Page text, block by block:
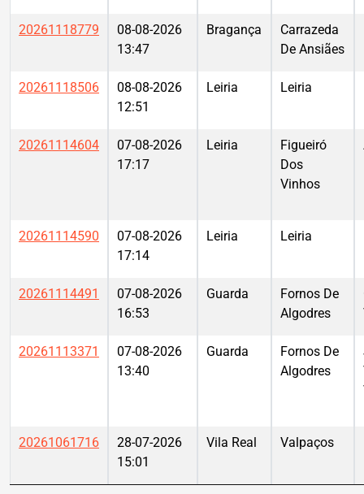
20261118779
08-08-2026
13:47
Bragança
Carrazeda
De Ansiães
20261118506
08-08-2026
12:51
Leiria Leiria
20261114604
07-08-2026
17:17
Leiria
Figueiró
Dos
Vinhos
20261114590
07-08-2026
17:14
Leiria Leiria
20261114491
07-08-2026
16:53
Guarda
Fornos De
Algodres
20261113371
07-08-2026
13:40
Guarda
Fornos De
Algodres
20261061716
28-07-2026
15:01
Vila Real Valpaços